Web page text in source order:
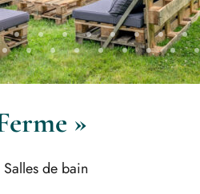
»
de bain